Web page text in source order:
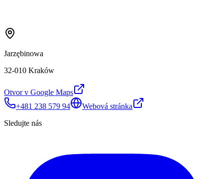
Jarzębinowa
32-010 Kraków
Otvor v Google Maps
+481 238 579 94
Webová stránka
Sledujte nás